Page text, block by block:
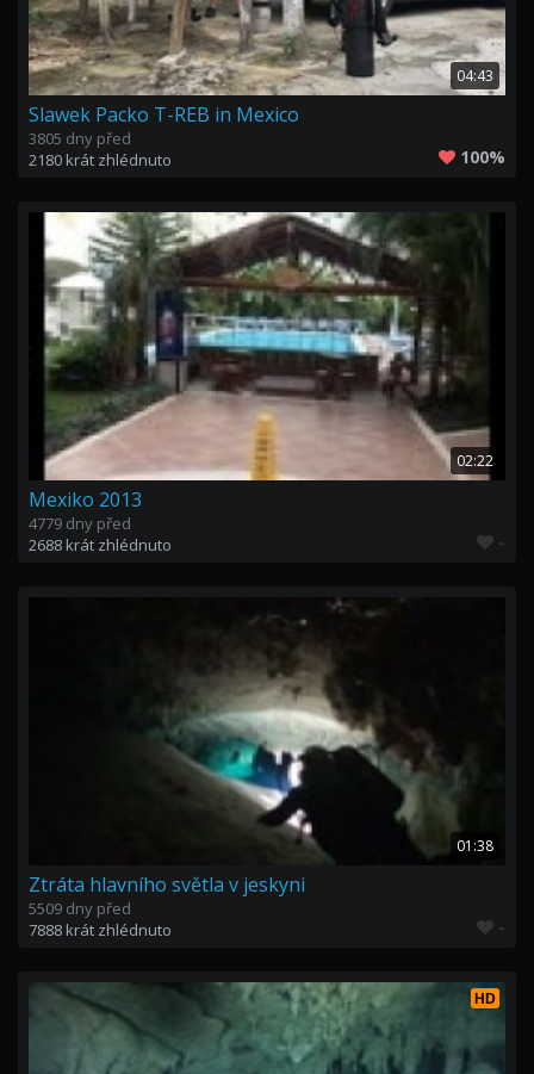
04:43
Slawek Packo T-REB in Mexico
3805 dny před
2180 krát zhlédnuto
100%
02:22
Mexiko 2013
4779 dny před
2688 krát zhlédnuto
-
01:38
Ztráta hlavního světla v jeskyni
5509 dny před
7888 krát zhlédnuto
-
HD